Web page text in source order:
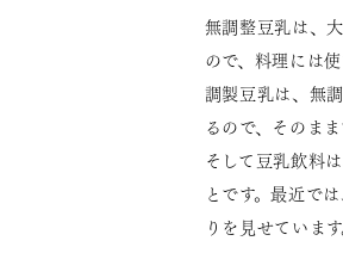
無調整豆乳は、
ので、料理には
調製豆乳は、無
るので、そのま
そして豆乳飲料
とです。最近で
りを見せています